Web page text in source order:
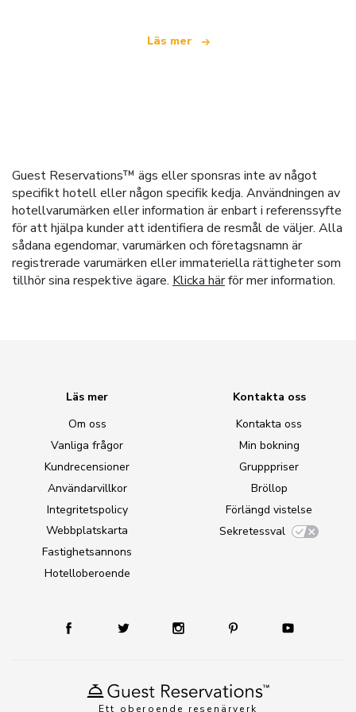
Läs mer
Guest Reservations™ ägs eller sponsras inte av något
specifikt hotell eller någon specifik kedja. Användningen av
hotellvarumärken eller information är enbart i referenssyfte
för att hjälpa kunder att identifiera de resmål de väljer. Alla
sådana egendomar, varumärken och företagsnamn är
registrerade varumärken eller immateriella rättigheter som
tillhör sina respektive ägare. Klicka härför mer information.
Ett oberoende resenärverk
Läs mer
Om oss
Vanliga frågor
Kundrecensioner
Användarvillkor
Integritetspolicy
Webbplatskarta
Fastighetsannons
Hotelloberoende
Kontakta oss
Kontakta oss
Min bokning
Grupppriser
Bröllop
Förlängd vistelse
Sekretessval